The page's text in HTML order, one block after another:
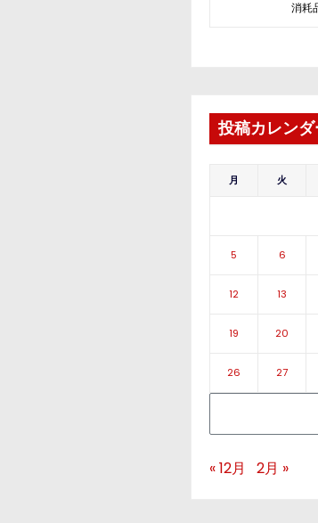
消耗
投稿カレンダ
月 火
5 6
12 13
19 20
26 27
« 12月 2月 »